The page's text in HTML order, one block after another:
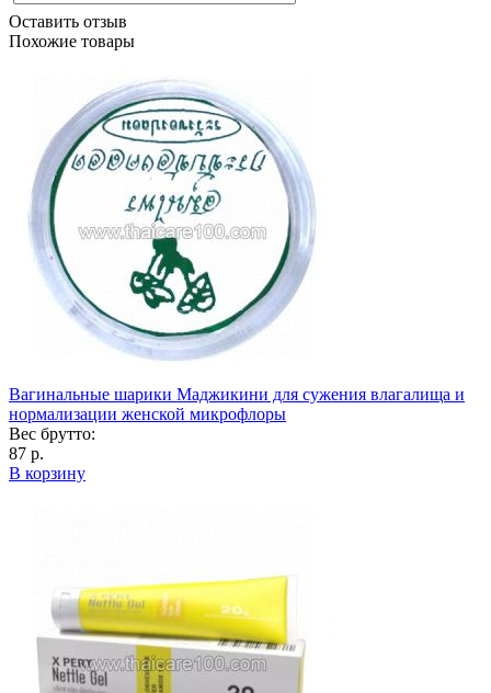
Оставить отзыв
Похожие товары
Вагинальные шарики Маджикини для сужения влагалища и
нормализации женской микрофлоры
Вес брутто:
87 р.
В корзину